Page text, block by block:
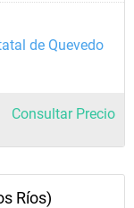
de Quevedo
Consultar Precio
Ríos)